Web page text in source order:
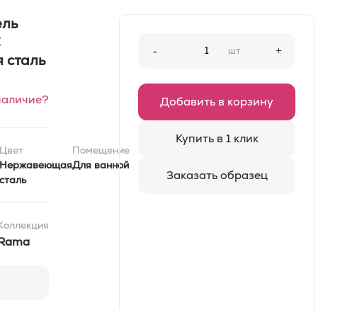
Цвет
Нержавеющая
сталь
Помещение
Для ванной
- шт +
Добавить в корзину
Купить в 1 клик
Заказать образец